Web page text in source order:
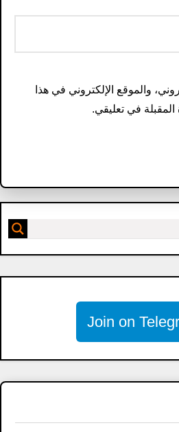
والموقع الإلكتروني في هذا
المقبلة في تعليقي.
Join on